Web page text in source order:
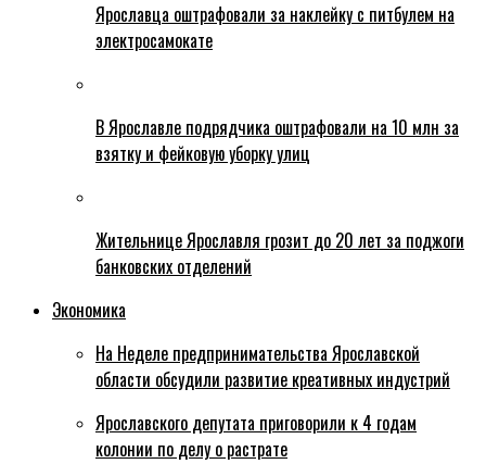
Ярославца оштрафовали за наклейку с питбулем на
электросамокате
В Ярославле подрядчика оштрафовали на 10 млн за
взятку и фейковую уборку улиц
Жительнице Ярославля грозит до 20 лет за поджоги
банковских отделений
Экономика
На Неделе предпринимательства Ярославской
области обсудили развитие креативных индустрий
Ярославского депутата приговорили к 4 годам
колонии по делу о растрате